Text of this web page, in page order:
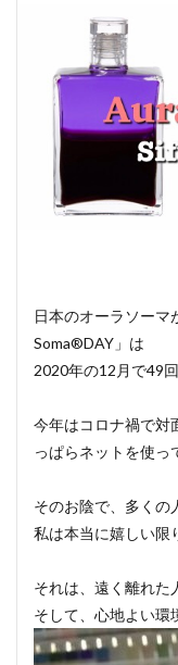
日本のオーラソーマ
Soma®DAY」は
2020年の12月で49
今年はコロナ禍で対
っぱらネットを使っ
そのお陰で、多くの
私は本当に嬉しい限
それは、遠く離れた
そして、心地よい環